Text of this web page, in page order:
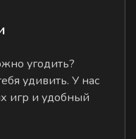
угодить?
удивить. У нас
игр и удобный